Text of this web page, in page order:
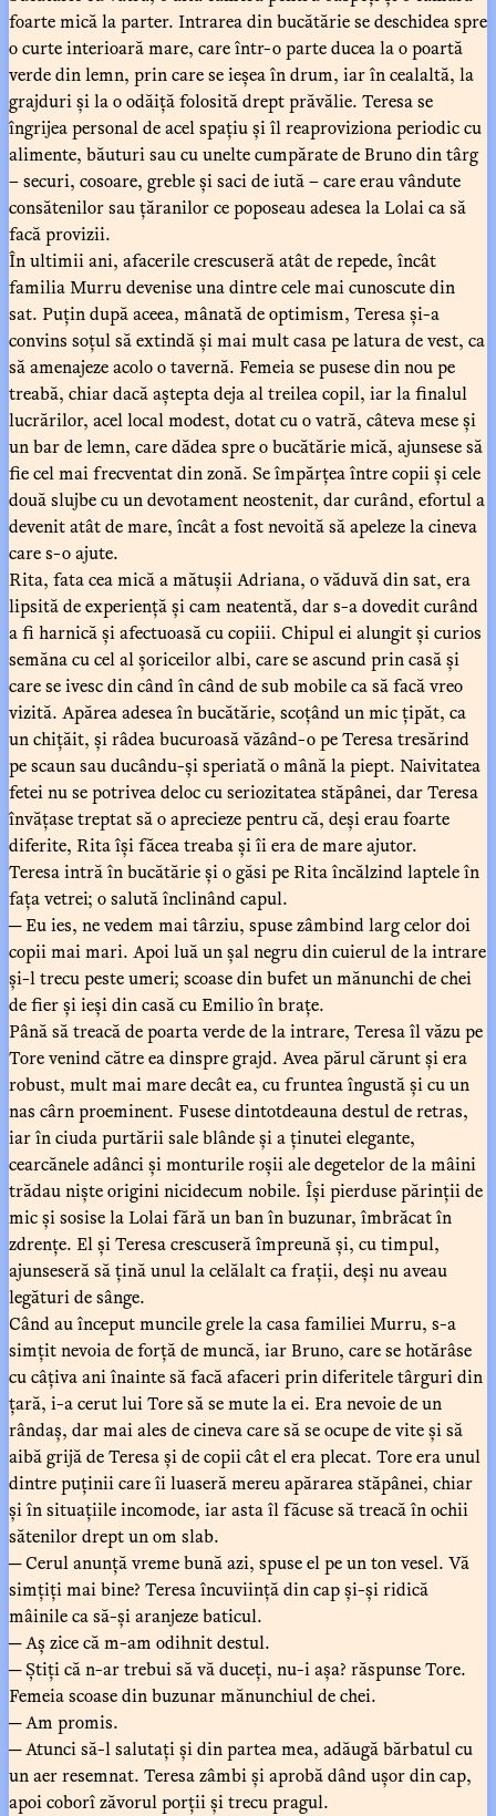
foarte mică la parter. Intrarea din bucătărie se deschidea spre
o curte interioară mare, care într-o parte ducea la o poartă
verde din lemn, prin care se ieșea în drum, iar în cealaltă, la
grajduri și la o odăiță folosită drept prăvălie. Teresa se
îngrijea personal de acel spațiu și îl reaproviziona periodic cu
alimente, băuturi sau cu unelte cumpărate de Bruno din târg
– securi, cosoare, greble și saci de iută – care erau vândute
consătenilor sau țăranilor ce poposeau adesea la Lolai ca să
facă provizii.
În ultimii ani, afacerile crescuseră atât de repede, încât
familia Murru devenise una dintre cele mai cunoscute din
sat. Puțin după aceea, mânată de optimism, Teresa și-a
convins soțul să extindă și mai mult casa pe latura de vest, ca
să amenajeze acolo o tavernă. Femeia se pusese din nou pe
treabă, chiar dacă aștepta deja al treilea copil, iar la finalul
lucrărilor, acel local modest, dotat cu o vatră, câteva mese și
un bar de lemn, care dădea spre o bucătărie mică, ajunsese să
fie cel mai frecventat din zonă. Se împărțea între copii și cele
două slujbe cu un devotament neostenit, dar curând, efortul a
devenit atât de mare, încât a fost nevoită să apeleze la cineva
care s-o ajute.
Rita, fata cea mică a mătușii Adriana, o văduvă din sat, era
lipsită de experiență și cam neatentă, dar s-a dovedit curând
a fi harnică și afectuoasă cu copiii. Chipul ei alungit și curios
semăna cu cel al șoriceilor albi, care se ascund prin casă și
care se ivesc din când în când de sub mobile ca să facă vreo
vizită. Apărea adesea în bucătărie, scoțând un mic țipăt, ca
un chițăit, și râdea bucuroasă văzând-o pe Teresa tresărind
pe scaun sau ducându-și speriată o mână la piept. Naivitatea
fetei nu se potrivea deloc cu seriozitatea stăpânei, dar Teresa
învățase treptat să o aprecieze pentru că, deși erau foarte
diferite, Rita își făcea treaba și îi era de mare ajutor.
Teresa intră în bucătărie și o găsi pe Rita încălzind laptele în
fața vetrei; o salută înclinând capul.
─ Eu ies, ne vedem mai târziu, spuse zâmbind larg celor doi
copii mai mari. Apoi luă un șal negru din cuierul de la intrare
și-l trecu peste umeri; scoase din bufet un mănunchi de chei
de fier și ieși din casă cu Emilio în brațe.
Până să treacă de poarta verde de la intrare, Teresa îl văzu pe
Tore venind către ea dinspre grajd. Avea părul cărunt și era
robust, mult mai mare decât ea, cu fruntea îngustă și cu un
nas cârn proeminent. Fusese dintotdeauna destul de retras,
iar în ciuda purtării sale blânde și a ținutei elegante,
cearcănele adânci și monturile roșii ale degetelor de la mâini
trădau niște origini nicidecum nobile. Își pierduse părinții de
mic și sosise la Lolai fără un ban în buzunar, îmbrăcat în
zdrențe. El și Teresa crescuseră împreună și, cu timpul,
ajunseseră să țină unul la celălalt ca frații, deși nu aveau
legături de sânge.
Când au început muncile grele la casa familiei Murru, s-a
simțit nevoia de forță de muncă, iar Bruno, care se hotărâse
cu câțiva ani înainte să facă afaceri prin diferitele târguri din
țară, i-a cerut lui Tore să se mute la ei. Era nevoie de un
rândaș, dar mai ales de cineva care să se ocupe de vite și să
aibă grijă de Teresa și de copii cât el era plecat. Tore era unul
dintre puținii care îi luaseră mereu apărarea stăpânei, chiar
și în situațiile incomode, iar asta îl făcuse să treacă în ochii
sătenilor drept un om slab.
─ Cerul anunță vreme bună azi, spuse el pe un ton vesel. Vă
simțiți mai bine? Teresa încuviință din cap și-și ridică
mâinile ca să-și aranjeze baticul.
─ Aș zice că m-am odihnit destul.
─ Știți că n-ar trebui să vă duceți, nu-i așa? răspunse Tore.
Femeia scoase din buzunar mănunchiul de chei.
─ Am promis.
─ Atunci să-l salutați și din partea mea, adăugă bărbatul cu
un aer resemnat. Teresa zâmbi și aprobă dând ușor din cap,
apoi coborî zăvorul porții și trecu pragul.